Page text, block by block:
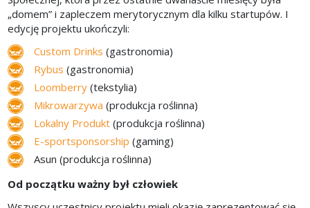
„domem” i zapleczem merytorycznym dla kilku startupów. I
edycję projektu ukończyli:
Custom Drinks (gastronomia)
Rybus (gastronomia)
Loomberry (tekstylia)
Mikrowarzywa (produkcja roślinna)
Lokalny Produkt (produkcja roślinna)
E-sportsponsorship (gaming)
Asun (produkcja roślinna)
Od początku ważny był człowiek